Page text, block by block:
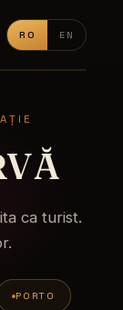
RO EN
ca turist.
PORTO